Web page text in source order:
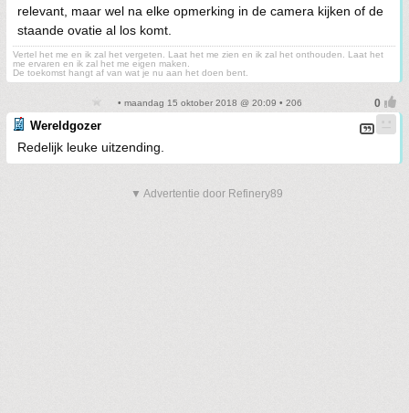
relevant, maar wel na elke opmerking in de camera kijken of de
staande ovatie al los komt.
Vertel het me en ik zal het vergeten. Laat het me zien en ik zal het onthouden. Laat het
me ervaren en ik zal het me eigen maken.
De toekomst hangt af van wat je nu aan het doen bent.
• maandag 15 oktober 2018 @ 20:09 • 206
Wereldgozer
Redelijk leuke uitzending.
▼ Advertentie door Refinery89